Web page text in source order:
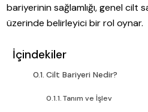
bariyerinin sağlamlığı, genel cilt
üzerinde belirleyici bir rol oynar.
İçindekiler
Cilt Bariyeri Nedir?
Tanım ve İşlev